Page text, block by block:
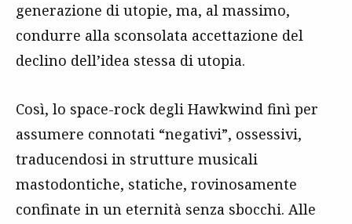
generazione di utopie, ma, al massimo,
condurre alla sconsolata accettazione del
declino dell’idea stessa di utopia.
Così, lo space-rock degli Hawkwind finì per
assumere connotati “negativi”, ossessivi,
traducendosi in strutture musicali
mastodontiche, statiche, rovinosamente
confinate in un eternità senza sbocchi. Alle